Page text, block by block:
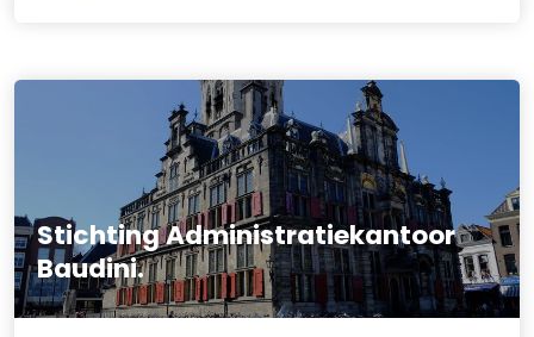
Stichting Administratiekantoor
Baudini.